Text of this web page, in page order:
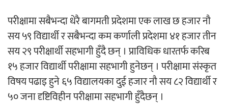
परीक्षामा सबैभन्दा धेरै बागमती प्रदेशमा एक लाख छ हजार नौ
सय ५९ विद्यार्थी र सबैभन्दा कम कर्णाली प्रदेशमा ४१ हजार तीन
सय २९ परीक्षार्थी सहभागी हुँदै छन् । प्राविधिक धारतर्फ करिब
१५ हजार विद्यार्थी परीक्षामा सहभागी हुनेछन् । परीक्षामा संस्कृत
विषय पढाइ हुने ६५ विद्यालयका दुई हजार नौ सय ८२ विद्यार्थी र
५० जना दृष्टिविहीन परीक्षामा सहभागी हुँदैछन् ।